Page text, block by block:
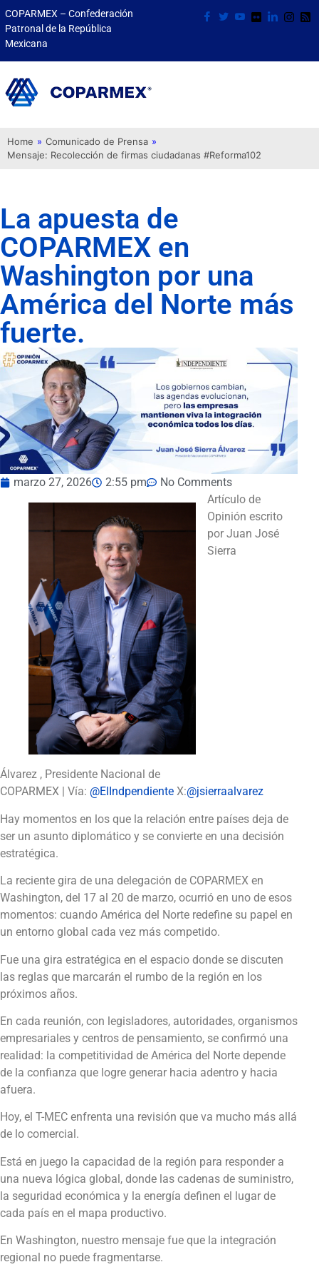
COPARMEX – Confederación
Patronal de la República
Mexicana
Home » Comunicado de Prensa »
Mensaje: Recolección de firmas ciudadanas #Reforma102
La apuesta de
COPARMEX en
Washington por una
América del Norte más
fuerte.
marzo 27, 2026 2:55 pm
No Comments
Artículo de
Opinión escrito
por Juan José
Sierra
Álvarez , Presidente Nacional de
COPARMEX | Vía: @ElIndpendiente X:@jsierraalvarez
Hay momentos en los que la relación entre países deja de
ser un asunto diplomático y se convierte en una decisión
estratégica.
La reciente gira de una delegación de COPARMEX en
Washington, del 17 al 20 de marzo, ocurrió en uno de esos
momentos: cuando América del Norte redefine su papel en
un entorno global cada vez más competido.
Fue una gira estratégica en el espacio donde se discuten
las reglas que marcarán el rumbo de la región en los
próximos años.
En cada reunión, con legisladores, autoridades, organismos
empresariales y centros de pensamiento, se confirmó una
realidad: la competitividad de América del Norte depende
de la confianza que logre generar hacia adentro y hacia
afuera.
Hoy, el T-MEC enfrenta una revisión que va mucho más allá
de lo comercial.
Está en juego la capacidad de la región para responder a
una nueva lógica global, donde las cadenas de suministro,
la seguridad económica y la energía definen el lugar de
cada país en el mapa productivo.
En Washington, nuestro mensaje fue que la integración
regional no puede fragmentarse.